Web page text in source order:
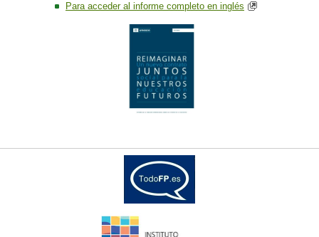
Para acceder al informe completo en inglés